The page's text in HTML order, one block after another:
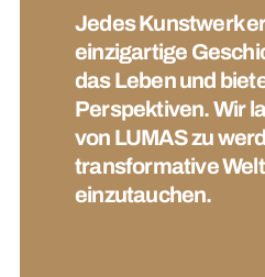
Jedes Kunstwerk
einzigartige
das Leben und
Perspektiven. Wir
von LUMAS zu
transformative
einzutauchen.